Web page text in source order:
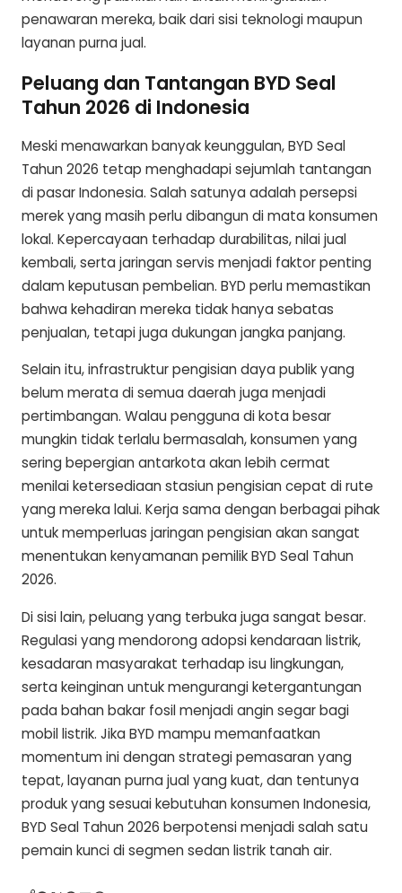
penawaran mereka, baik dari sisi teknologi maupun
layanan purna jual.
Peluang dan Tantangan BYD Seal
Tahun 2026 di Indonesia
Meski menawarkan banyak keunggulan, BYD Seal
Tahun 2026 tetap menghadapi sejumlah tantangan
di pasar Indonesia. Salah satunya adalah persepsi
merek yang masih perlu dibangun di mata konsumen
lokal. Kepercayaan terhadap durabilitas, nilai jual
kembali, serta jaringan servis menjadi faktor penting
dalam keputusan pembelian. BYD perlu memastikan
bahwa kehadiran mereka tidak hanya sebatas
penjualan, tetapi juga dukungan jangka panjang.
Selain itu, infrastruktur pengisian daya publik yang
belum merata di semua daerah juga menjadi
pertimbangan. Walau pengguna di kota besar
mungkin tidak terlalu bermasalah, konsumen yang
sering bepergian antarkota akan lebih cermat
menilai ketersediaan stasiun pengisian cepat di rute
yang mereka lalui. Kerja sama dengan berbagai pihak
untuk memperluas jaringan pengisian akan sangat
menentukan kenyamanan pemilik BYD Seal Tahun
2026.
Di sisi lain, peluang yang terbuka juga sangat besar.
Regulasi yang mendorong adopsi kendaraan listrik,
kesadaran masyarakat terhadap isu lingkungan,
serta keinginan untuk mengurangi ketergantungan
pada bahan bakar fosil menjadi angin segar bagi
mobil listrik. Jika BYD mampu memanfaatkan
momentum ini dengan strategi pemasaran yang
tepat, layanan purna jual yang kuat, dan tentunya
produk yang sesuai kebutuhan konsumen Indonesia,
BYD Seal Tahun 2026 berpotensi menjadi salah satu
pemain kunci di segmen sedan listrik tanah air.